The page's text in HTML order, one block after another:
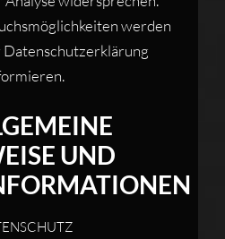
werden
Datenschutzerklärung
UND